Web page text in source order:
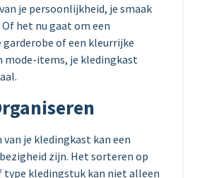
je persoonlijkheid, je smaak
het nu gaat om een
of een kleurrijke
mode-items, je kledingkast
je kledingkast kan een
zijn. Het sorteren op
type kledingstuk kan niet alleen